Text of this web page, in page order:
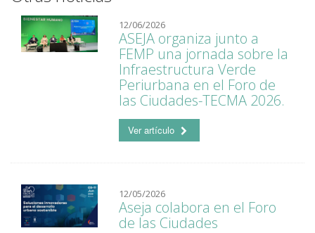
12/06/2026
ASEJA organiza junto a
FEMP una jornada sobre la
Infraestructura Verde
Periurbana en el Foro de
las Ciudades-TECMA 2026.
Ver artículo
12/05/2026
Aseja colabora en el Foro
de las Ciudades